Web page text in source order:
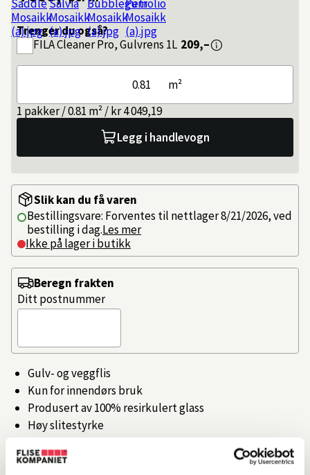
Trenger du også?
FILACleaner Pro, Gulvrens 1L 209,–
m²
1 pakker / 0.81 m² / kr 4 049,19
Legg i handlevogn
Slik kan du få varen
Bestillingsvare: Forventes til nettlager 8/21/2026, ved
bestilling i dag.Les mer
Ikke på lager i butikk
Gulv- og veggflis
Kun for innendørs bruk
Produsert av 100% resirkulert glass
Høy slitestyrke
Beregn frakten
Ditt postnummer